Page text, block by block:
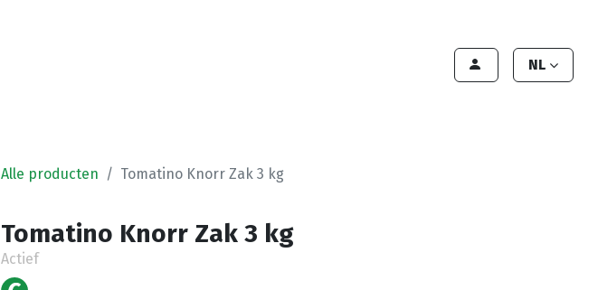
NL
Alle producten Tomatino Knorr Zak 3 kg
Tomatino Knorr Zak 3 kg
Actief